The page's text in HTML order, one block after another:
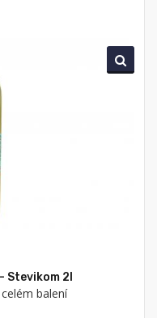
Stevikom 2l
balení